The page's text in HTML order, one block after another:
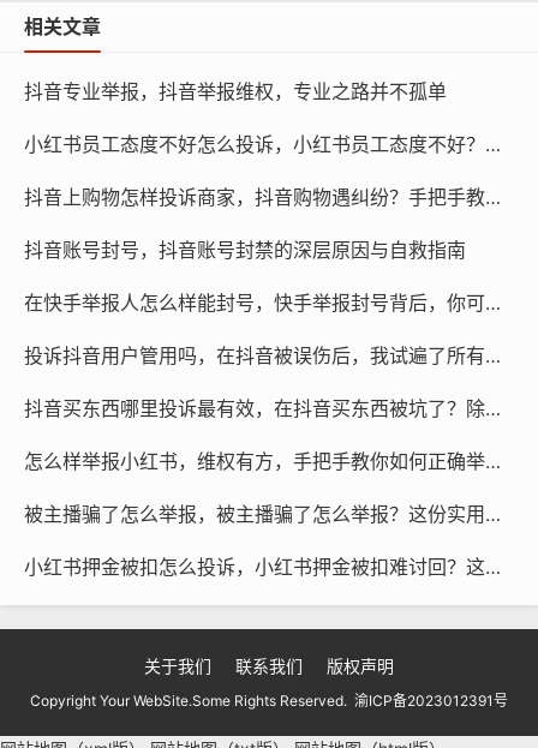
单打独斗绝非明智之举。可以寻找专业团队协助处理
得尤为重要，专业的技术或法务团队深谙微信的运营规则
据，撰写逻辑严密、符合平台判罚标准的投诉材料，更重
要的是，他们能通过“技术+法务”的双重手段——例如发送
权，大幅提升成功率。
视频号绝非法外之地,投诉是你的正当权利，如果常规渠道
无法解决你的困扰，请不要放弃，合理借助外部专业力
短视频代举报
微信咨询
本文链接：http://www.rtcyy.com/post/160920.html
可以投诉视频号吗 可以投诉视频号吗知乎
相关文章
抖音专业举报，抖音举报维权，专业之路并不孤单
小红书员工态度不好怎么投诉，小红书员工态度不好？这份高效维权指南请收好
抖音上购物怎样投诉商家，抖音购物遇纠纷？手把手教你高效维权，关键时刻还能找帮手
抖音账号封号，抖音账号封禁的深层原因与自救指南
在快手举报人怎么样能封号，快手举报封号背后，你可能忽略了这些核心方法
投诉抖音用户管用吗，在抖音被误伤后，我试遍了所有投诉渠道，结果出人意料
抖音买东西哪里投诉最有效，在抖音买东西被坑了？除了找官方，这个出口维权最有效
怎么样举报小红书，维权有方，手把手教你如何正确举报小红书平台违规内容
被主播骗了怎么举报，被主播骗了怎么举报？这份实用指南帮你追回损失
小红书押金被扣怎么投诉，小红书押金被扣难讨回？这几种投诉方法帮你快速拿回血汗钱
关于我们 联系我们 版权声明
Copyright Your WebSite.Some Rights Reserved. 渝ICP备2023012391号